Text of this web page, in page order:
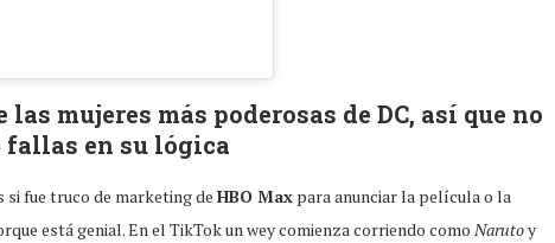
mujeres más poderosas de DC, así que no
fallas en su lógica
si fue truco de marketing de HBO Max para anunciar la película o la
está genial. En el TikTok un wey comienza corriendo como Narutoy